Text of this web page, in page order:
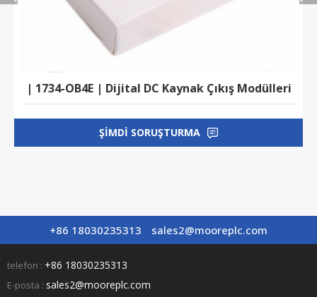
| 1734-OB4E | Dijital DC Kaynak Çıkış Modülleri
ŞIMDI SORUŞTURMA
+86 18030235313 sales2@mooreplc.com
telefon : +86 18030235313
E-posta : sales2@mooreplc.com